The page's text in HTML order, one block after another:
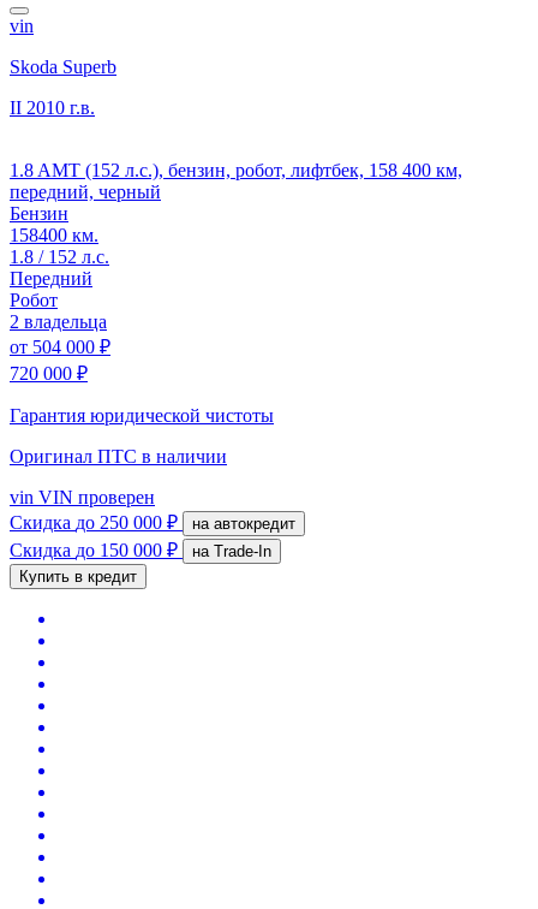
vin
Skoda Superb
II 2010 г.в.
1.8 AMT (152 л.с.), бензин, робот, лифтбек, 158 400 км,
передний, черный
Бензин
158400 км.
1.8 / 152 л.с.
Передний
Робот
2 владельца
от 504 000 ₽
720 000 ₽
Гарантия юридической чистоты
Оригинал ПТС в наличии
vin VIN проверен
Скидка до 250 000 ₽ на автокредит
Скидка до 150 000 ₽
на Trade-In
Купить в кредит